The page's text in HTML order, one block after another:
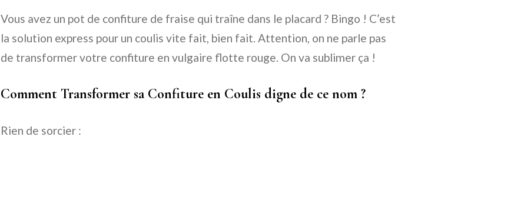
Vous avez un pot de confiture de fraise qui traîne dans le placard ? Bingo ! C’est
la solution express pour un coulis vite fait, bien fait. Attention, on ne parle pas
de transformer votre confiture en vulgaire flotte rouge. On va sublimer ça !
Comment Transformer sa Confiture en Coulis digne de ce nom ?
Rien de sorcier :